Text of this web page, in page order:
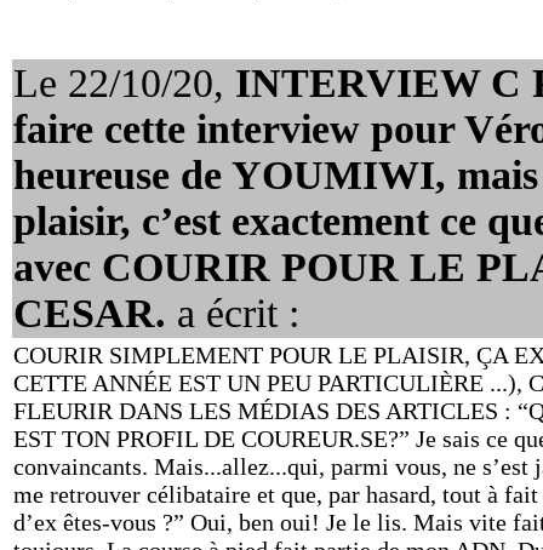
Le 22/10/20, INTERVIEW C
faire cette interview pour
heureuse de YOUMIWI,
plaisir, c’est exactement ce
avec COURIR POUR LE
CESAR. a écrit :
COURIR SIMPLEMENT POUR LE PLAISIR, ÇA
CETTE ANNÉE EST UN PEU PARTICULIÈRE
FLEURIR DANS LES MÉDIAS DES ARTICLES :
EST TON PROFIL DE COUREUR.SE?” Je sais ce
convaincants. Mais...allez...qui, parmi vous, ne s’est
me retrouver célibataire et que, par hasard, tout à
d’ex êtes-vous ?” Oui, ben oui! Je le lis. Mais vite